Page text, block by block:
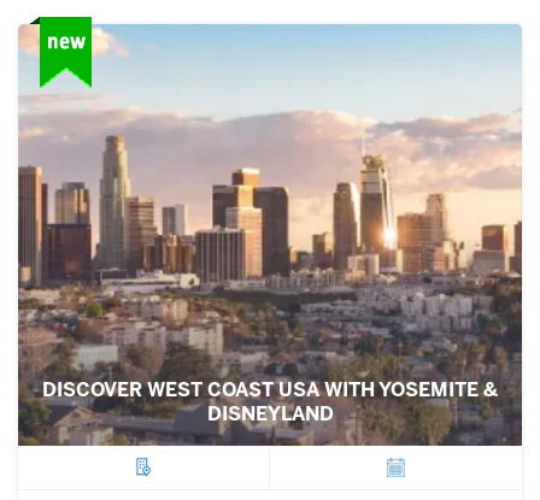
DISCOVER WEST COAST USA WITH YOSEMITE &
DISNEYLAND